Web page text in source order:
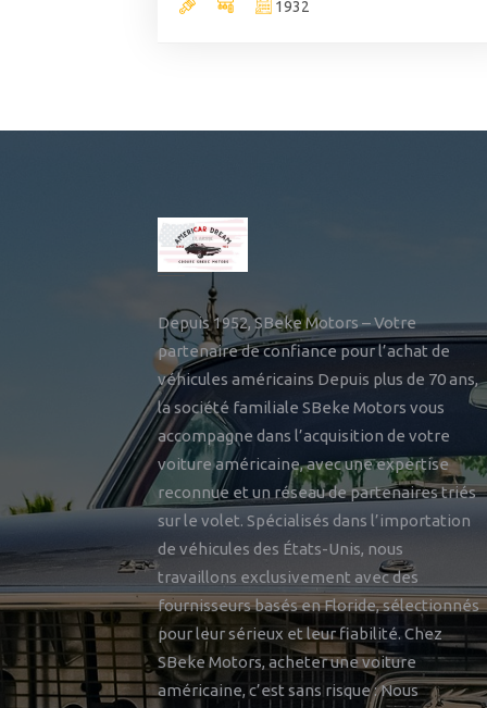
1932
Depuis 1952, SBeke Motors – Votre
partenaire de confiance pour l’achat de
véhicules américains Depuis plus de 70 ans,
la société familiale SBeke Motors vous
accompagne dans l’acquisition de votre
voiture américaine, avec une expertise
reconnue et un réseau de partenaires triés
sur le volet. Spécialisés dans l’importation
de véhicules des États-Unis, nous
travaillons exclusivement avec des
fournisseurs basés en Floride, sélectionnés
pour leur sérieux et leur fiabilité. Chez
SBeke Motors, acheter une voiture
américaine, c’est sans risque : Nous